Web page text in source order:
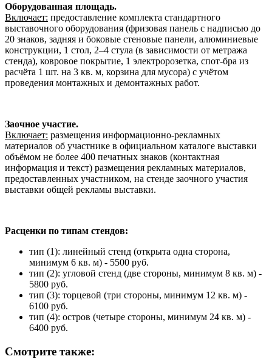
Оборудованная площадь.
Включает: предоставление комплекта стандартного
выставочного оборудования (фризовая панель с надписью до
20 знаков, задняя и боковые стеновые панели, алюминиевые
конструкции, 1 стол, 2–4 стула (в зависимости от метража
стенда), ковровое покрытие, 1 электророзетка, спот-бра из
расчёта 1 шт. на 3 кв. м, корзина для мусора) с учётом
проведения монтажных и демонтажных работ.
Заочное участие.
Включает: размещения информационно-рекламных
материалов об участнике в официальном каталоге выставки
объёмом не более 400 печатных знаков (контактная
информация и текст) размещения рекламных материалов,
предоставленных участником, на стенде заочного участия
выставки общей рекламы выставки.
Расценки по типам стендов:
тип (1): линейный стенд (открыта одна сторона,
минимум 6 кв. м) - 5500 руб.
тип (2): угловой стенд (две стороны, минимум 8 кв. м) -
5800 руб.
тип (3): торцевой (три стороны, минимум 12 кв. м) -
6100 руб.
тип (4): остров (четыре стороны, минимум 24 кв. м) -
6400 руб.
Смотрите также: